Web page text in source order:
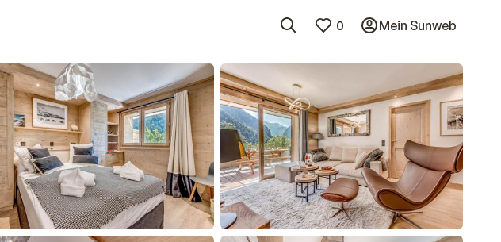
0 Mein Sunweb